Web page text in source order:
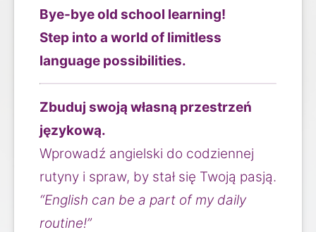
Bye-bye old school learning!
Step into a world of limitless
language possibilities.
Zbuduj swoją własną przestrzeń
językową.
Wprowadź angielski do codziennej
rutyny i spraw, by stał się Twoją pasją.
“English can be a part of my daily
routine!”